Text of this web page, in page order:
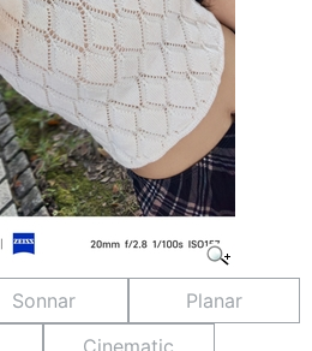
Sonnar
Planar